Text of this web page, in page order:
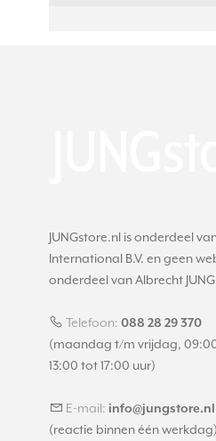
JUNGstore.nl is onderdeel
International B.V. en geen
onderdeel van Albrecht JUNG
Telefoon: 088 28 29 370
(maandag t/m vrijdag,
13:00 tot 17:00 uur)
E-mail: info@jungstore.nl
(reactie binnen één werkdag)